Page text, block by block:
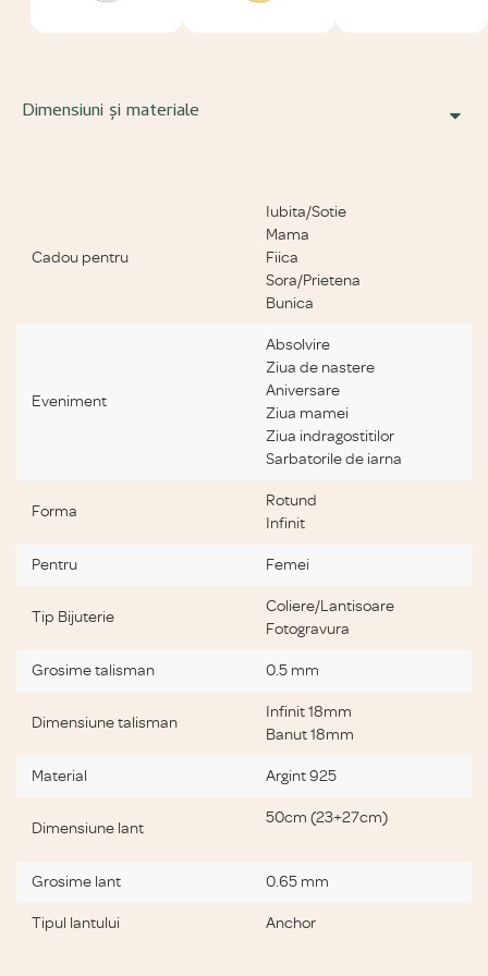
Dimensiuni și materiale
Cadou pentru
Iubita/Sotie
Mama
Fiica
Sora/Prietena
Bunica
Eveniment
Absolvire
Ziua de nastere
Aniversare
Ziua mamei
Ziua indragostitilor
Sarbatorile de iarna
Forma
Rotund
Infinit
Pentru Femei
Tip Bijuterie
Coliere/Lantisoare
Fotogravura
Grosime talisman 0.5 mm
Dimensiune talisman
Infinit 18mm
Banut 18mm
Material Argint 925
Dimensiune lant
50cm (23+27cm)
Grosime lant 0.65 mm
Tipul lantului Anchor